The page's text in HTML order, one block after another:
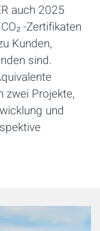
auch 2025
-Zertifikaten
Kunden,
sind.
zwei Projekte,
und